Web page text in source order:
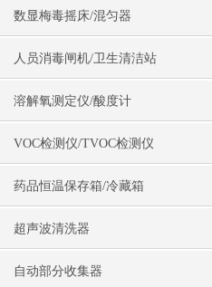
数显梅毒摇床/混匀器
人员消毒闸机/卫生清洁站
溶解氧测定仪/酸度计
VOC检测仪/TVOC检测仪
药品恒温保存箱/冷藏箱
超声波清洗器
自动部分收集器